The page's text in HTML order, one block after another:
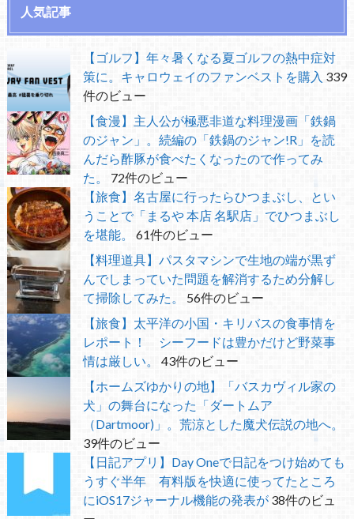
人気記事
【ゴルフ】年々暑くなる夏ゴルフの熱中症対
策に。キャロウェイのファンベストを購入 339
件のビュー
【食漫】主人公が極悪非道な料理漫画「鉄鍋
のジャン」。続編の「鉄鍋のジャン!R」を読
んだら酢豚が食べたくなったので作ってみ
た。
72件のビュー
【旅食】名古屋に行ったらひつまぶし、とい
うことで「まるや 本店 名駅店」でひつまぶし
を堪能。
61件のビュー
【料理道具】パスタマシンで生地の端が黒ず
んでしまっていた問題を解消するため分解し
て掃除してみた。
56件のビュー
【旅食】太平洋の小国・キリバスの食事情を
レポート！ シーフードは豊かだけど野菜事
情は厳しい。
43件のビュー
【ホームズゆかりの地】「バスカヴィル家の
犬」の舞台になった「ダートムア
（Dartmoor)」。荒涼とした魔犬伝説の地へ。
39件のビュー
【日記アプリ】Day Oneで日記をつけ始めても
うすぐ半年 有料版を快適に使ってたところ
にiOS17ジャーナル機能の発表が 38件のビュ